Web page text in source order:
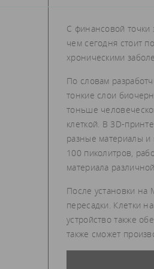
С финансовой точки
чем сегодня стоит
хроническими
По словам
тонкие слои
тоньше
клеткой. В 3D-
разные материалы и
100 пиколитров,
материала
После установки на
пересадки. Клетки
устройство также
также сможет